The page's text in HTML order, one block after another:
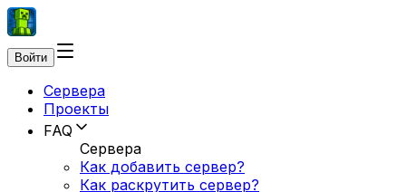
Войти
Сервера
Проекты
FAQ
Сервера
Как добавить сервер?
Как раскрутить сервер?